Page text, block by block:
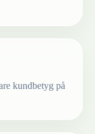
kundbetyg på